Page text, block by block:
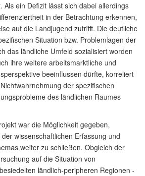
Als ein Defizit lässt sich dabei allerdings
in der Betrachtung erkennen,
auf die Landjugend zutrifft. Die deutliche
Situation bzw. Problemlagen der
das ländliche Umfeld sozialisiert worden
ihre weitere arbeitsmarktliche und
beeinflussen dürfte, korreliert
der spezifischen
des ländlichen Raumes
war die Möglichkeit gegeben,
wissenschaftlichen Erfassung und
weiter zu schließen. Obgleich der
auf die Situation von
ländlich-peripheren Regionen -